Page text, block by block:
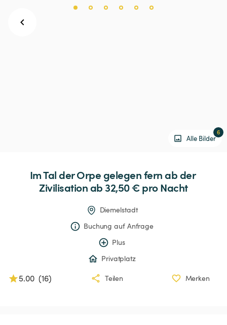
Alle Bilder
6
ImTalderOrpegelegenfernabder
Zivilisation ab 32,50 € pro Nacht
Diemelstadt
Buchung auf Anfrage
Plus
Privatplatz
5.00 (16) Teilen Merken